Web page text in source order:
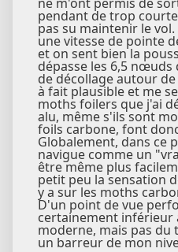
pendant de trop
pas su maintenir le
une vitesse de pointe
et on sent bien la
dépasse les 6,5 nœuds
de décollage autour
à fait plausible et me
moths foilers que j'ai
alu, même s'ils sont
foils carbone, font
Globalement, dans ce
navigue comme un
être même plus
petit peu la sensation
y a sur les moths
D'un point de vue
certainement inférieur
moderne, mais pas
un barreur de mon